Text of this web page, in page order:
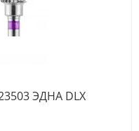
ЭДНА DLX